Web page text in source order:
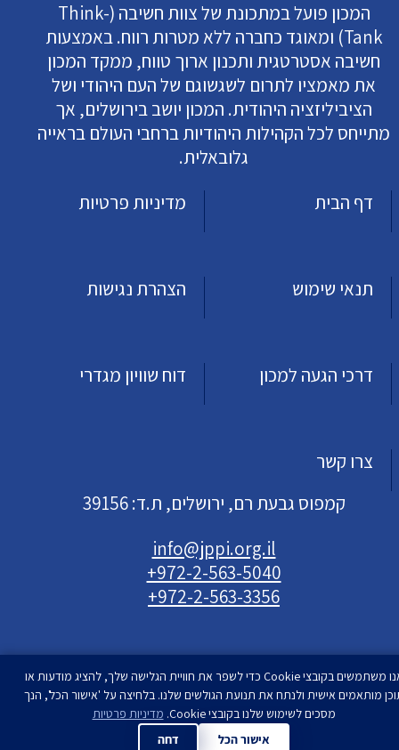
המכון פועל במתכונת של צוות חשיבה (Think-
Tank) ומאוגד כחברה ללא מטרות רווח. באמצעות
חשיבה אסטרטגית ותכנון ארוך טווח, ממקד המכון
את מאמציו לתרום לשגשוגם של העם היהודי ושל
הציביליזציה היהודית. המכון יושב בירושלים, אך
מתייחס לכל הקהילות היהודיות ברחבי העולם בראייה
גלובאלית.
דף הבית
מדיניות פרטיות
תנאי שימוש הצהרת נגישות
דרכי הגעה למכון דוח שוויון מגדרי
צרו קשר
קמפוס גבעת רם, ירושלים, ת.ד: 39156
info@jppi.org.il
+972-2-563-5040
+972-2-563-3356
עיצוב ופיתוחסטודיו רימון| המכון למדיניות העם
היהודי | כל הזכויות שמורות
אנו משתמשים בקובצי Cookie כדי לשפר את חוויית הגלישה שלך, להציג מודעות או
מותאמים אישית ולנתח את תנועת הגולשים שלנו. בלחיצה על 'אישור הכל', הנך
מסכים לשימוש שלנו בקובצי Cookie.
מדיניות פרטיות
אישור הכל
דחה